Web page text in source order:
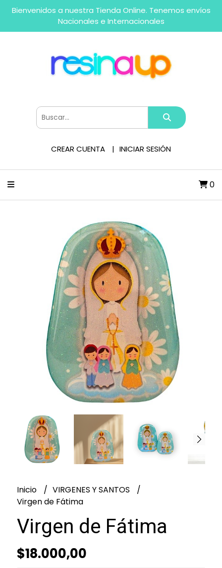
Bienvenidos a nuestra Tienda Online. Tenemos envíos
Nacionales e Internacionales
CREAR CUENTA INICIAR SESIÓN
0
Inicio
VIRGENES Y SANTOS
Virgen de Fátima
Virgen de Fátima
$18.000,00